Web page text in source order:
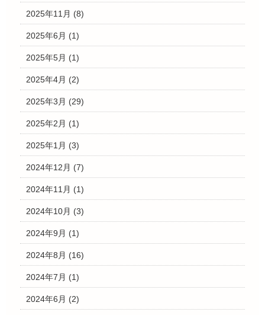
2025年11月 (8)
2025年6月 (1)
2025年5月 (1)
2025年4月 (2)
2025年3月 (29)
2025年2月 (1)
2025年1月 (3)
2024年12月 (7)
2024年11月 (1)
2024年10月 (3)
2024年9月 (1)
2024年8月 (16)
2024年7月 (1)
2024年6月 (2)